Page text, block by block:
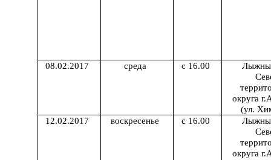
08.02.2017 среда с 16.00
округа
(ул.
12.02.2017
воскресенье с 16.00
округа